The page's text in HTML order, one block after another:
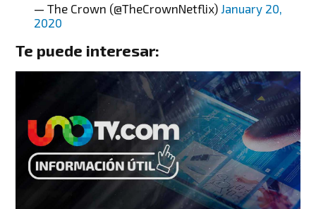
— The Crown (@TheCrownNetflix) January 20,
2020
Te puede interesar: